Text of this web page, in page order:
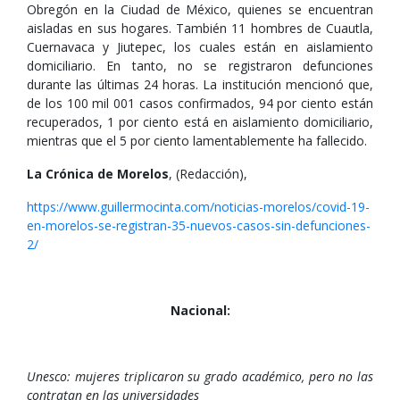
Obregón en la Ciudad de México, quienes se encuentran
aisladas en sus hogares. También 11 hombres de Cuautla,
Cuernavaca y Jiutepec, los cuales están en aislamiento
domiciliario. En tanto, no se registraron defunciones
durante las últimas 24 horas. La institución mencionó que,
de los 100 mil 001 casos confirmados, 94 por ciento están
recuperados, 1 por ciento está en aislamiento domiciliario,
mientras que el 5 por ciento lamentablemente ha fallecido.
La Crónica de Morelos, (Redacción),
https://www.guillermocinta.com/noticias-morelos/covid-19-
en-morelos-se-registran-35-nuevos-casos-sin-defunciones-
2/
Nacional:
Unesco: mujeres triplicaron su grado académico, pero no las
contratan en las universidades